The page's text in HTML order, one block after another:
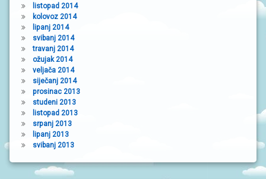
listopad 2014
kolovoz 2014
lipanj 2014
svibanj 2014
travanj 2014
ožujak 2014
veljača 2014
siječanj 2014
prosinac 2013
studeni 2013
listopad 2013
srpanj 2013
lipanj 2013
svibanj 2013